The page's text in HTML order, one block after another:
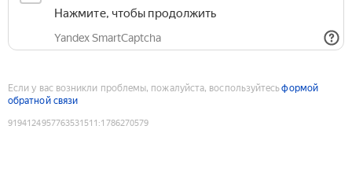
Нажмите, чтобы продолжить
Yandex SmartCaptcha
Если у вас возникли проблемы, пожалуйста, воспользуйтесьформой
обратной связи
9194124957763531511 :1786270579